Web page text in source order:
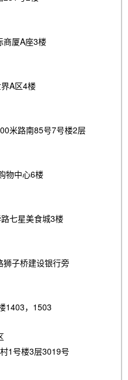
商厦A座3楼
A区4楼
米路南85号7号楼2层
物中心6楼
七星美食城3楼
狮子桥建设银行旁
1403，1503
1号楼3层3019号